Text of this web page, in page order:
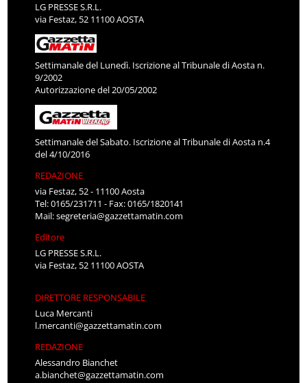
LG PRESSE S.R.L.
via Festaz, 52 11100 AOSTA
Settimanale del Lunedì. Iscrizione al Tribunale di Aosta n.
9/2002
Autorizzazione del 20/05/2002
Settimanale del Sabato. Iscrizione al Tribunale di Aosta n.4
del 4/10/2016
REDAZIONE
via Festaz, 52 - 11100 Aosta
Tel: 0165/231711 - Fax: 0165/1820141
Mail:segreteria@gazzettamatin.com
Editore
LG PRESSE S.R.L.
via Festaz, 52 11100 AOSTA
DIRETTORE RESPONSABILE
Luca Mercanti
l.mercanti@gazzettamatin.com
REDAZIONE
Alessandro Bianchet
a.bianchet@gazzettamatin.com